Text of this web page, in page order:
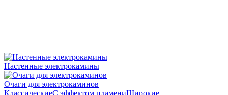
Настенные электрокамины
Очаги для электрокаминов
КлассическиеС эффектом пламениШирокие